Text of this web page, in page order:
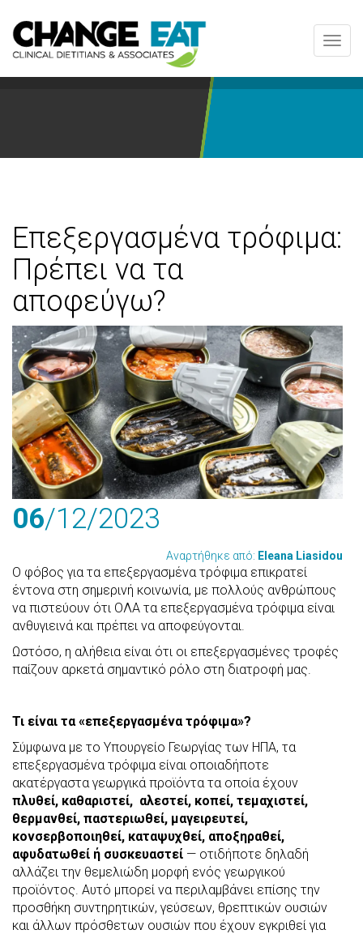
Επεξεργασμένα τρόφιμα:
Πρέπει να τα
αποφεύγω?
06/12/2023
Αναρτήθηκε από: Eleana Liasidou
Ο φόβος για τα επεξεργασμένα τρόφιμα επικρατεί
έντονα στη σημερινή κοινωνία, με πολλούς ανθρώπους
να πιστεύουν ότι ΟΛΑ τα επεξεργασμένα τρόφιμα είναι
ανθυγιεινά και πρέπει να αποφεύγονται.
Ωστόσο, η αλήθεια είναι ότι οι επεξεργασμένες τροφές
παίζουν αρκετά σημαντικό ρόλο στη διατροφή μας.
Τι είναι τα «επεξεργασμένα τρόφιμα»?
Σύμφωνα με το Υπουργείο Γεωργίας των ΗΠΑ, τα
επεξεργασμένα τρόφιμα είναι οποιαδήποτε
ακατέργαστα γεωργικά προϊόντα τα οποία έχουν
πλυθεί, καθαριστεί, αλεστεί, κοπεί, τεμαχιστεί,
θερμανθεί, παστεριωθεί, μαγειρευτεί,
κονσερβοποιηθεί, καταψυχθεί, αποξηραθεί,
αφυδατωθεί ή συσκευαστεί — οτιδήποτε δηλαδή
αλλάζει την θεμελιώδη μορφή ενός γεωργικού
προϊόντος. Αυτό μπορεί να περιλαμβάνει επίσης την
προσθήκη συντηρητικών, γεύσεων, θρεπτικών ουσιών
και άλλων πρόσθετων ουσιών που έχουν εγκριθεί για